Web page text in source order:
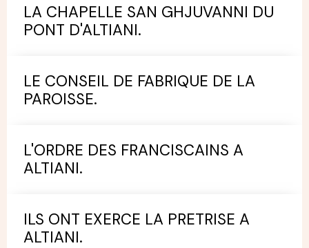
LA CHAPELLE SAN GHJUVANNI DU
PONT D'ALTIANI.
LE CONSEIL DE FABRIQUE DE LA
PAROISSE.
L'ORDRE DES FRANCISCAINS A
ALTIANI.
ILS ONT EXERCE LA PRETRISE A
ALTIANI.